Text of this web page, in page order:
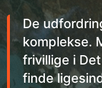
De
komplekse.
frivillige i
finde